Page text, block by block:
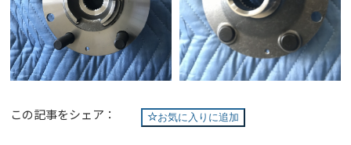
お気に入りに追加
この記事をシェア：